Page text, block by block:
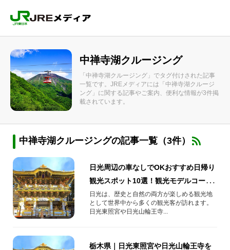
中禅寺湖クルージング
「中禅寺湖クルージング」でタグ付けされた記事
一覧です。JREメディアには「中禅寺湖クルージ
ング」に関する記事やご案内、便利な情報が3件掲
載されています。
中禅寺湖クルージングの記事一覧（3件）
日光周辺の車なしでOKおすすめ日帰り
観光スポット10選！観光モデルコース
もご紹介
日光は、歴史と自然の両方が楽しめる観光地
として世界中から多くの観光客が訪れます。
日光東照宮や日光山輪王寺...
栃木県｜日光東照宮や日光山輪王寺を